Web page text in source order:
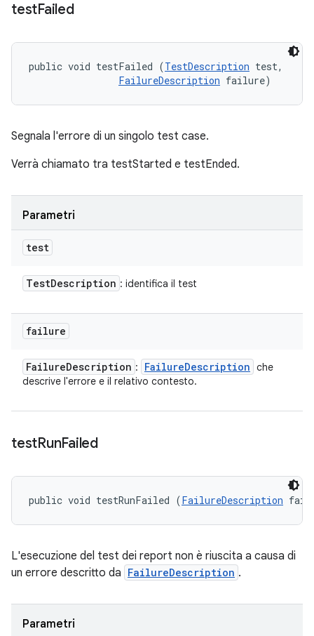
testFailed
public void testFailed (TestDescription test,
FailureDescription failure)
Segnala l'errore di un singolo test case.
Verrà chiamato tra testStarted e testEnded.
Parametri
test
TestDescription : identifica il test
failure
FailureDescription : FailureDescription che
descrive l'errore e il relativo contesto.
testRunFailed
public void testRunFailed (FailureDescription
L'esecuzione del test dei report non è riuscita a causa di
un errore descritto da FailureDescription .
Parametri